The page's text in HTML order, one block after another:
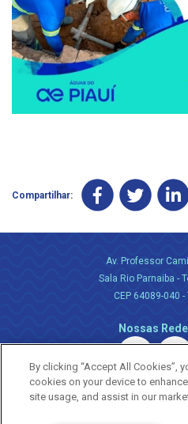
Compartilhar:
Av. Professor
Sala Rio Parnaiba -
CEP 64089-040 -
Nossas
By clicking “Accept All Cookies”,
cookies on your device to
site usage, and assist in our